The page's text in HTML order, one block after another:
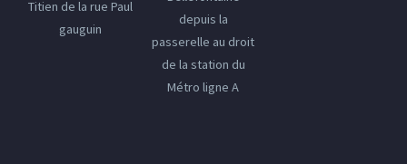
Titien de la rue Paul
gauguin
depuis la
passerelle au droit
de la station du
Métro ligne A